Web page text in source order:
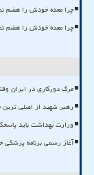
چرا معده خودش را هضم
چرا معده خودش را هضم
مرگ دورکاری در ایران
رهبر شهید از اصلی ترین
وزارت بهداشت باید
آغاز رسمی برنامه پزشکی خانواده در